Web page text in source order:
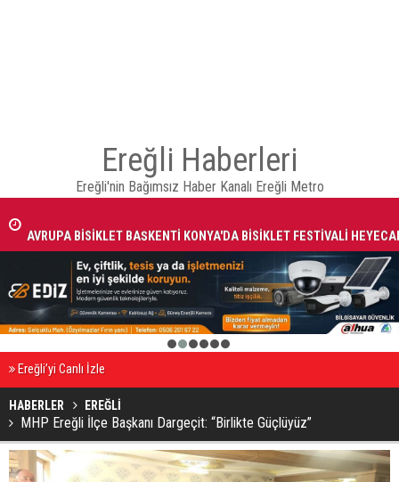
Ereğli Haberleri
Ereğli'nin Bağımsız Haber Kanalı Ereğli Metro
AVRUPA BİSİKLET BAŞKENTİ KONYA'DA BİSİKLET FESTİVALİ
BAŞLADI
2 3 4 5 6
Ereğli’yi Canlı İzle
HABERLER EREĞLİ
MHP Ereğli İlçe Başkanı Dargeçit: “Birlikte Güçlüyüz”